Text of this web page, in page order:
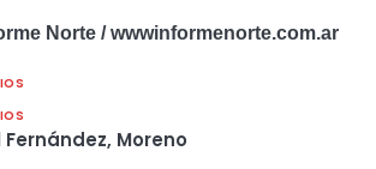
Norte / wwwinformenorte.com.ar
Fernández, Moreno